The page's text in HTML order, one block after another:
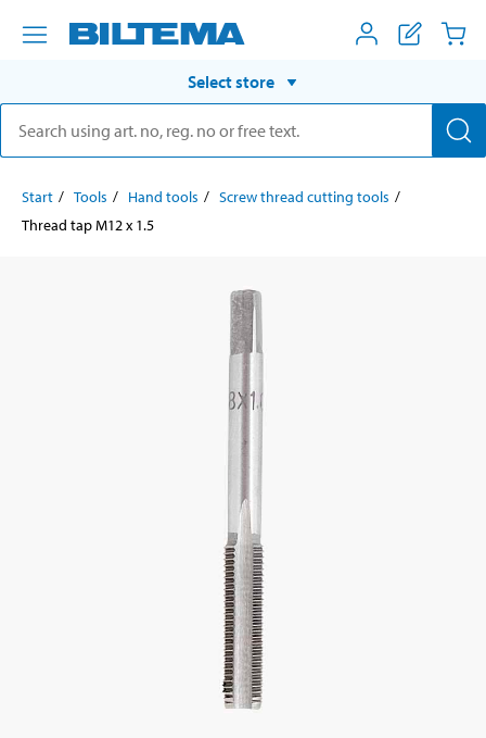
Select store
Start Tools Hand tools
Screw thread cutting tools
Thread tap M12 x 1.5